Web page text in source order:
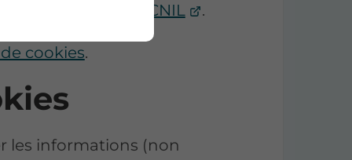
tourner vers la
CNIL .
cookies.
les informations (non